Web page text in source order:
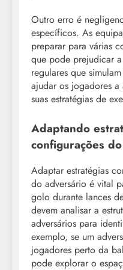
Outro erro é
específicos. As
preparar para várias
que pode prejudicar
regulares que
ajudar os jogadores a
suas estratégias de
Adaptando
configurações
Adaptar estratégias
do adversário é vital
golo durante lances
devem analisar a
adversários para
exemplo, se um
jogadores perto da
pode explorar o